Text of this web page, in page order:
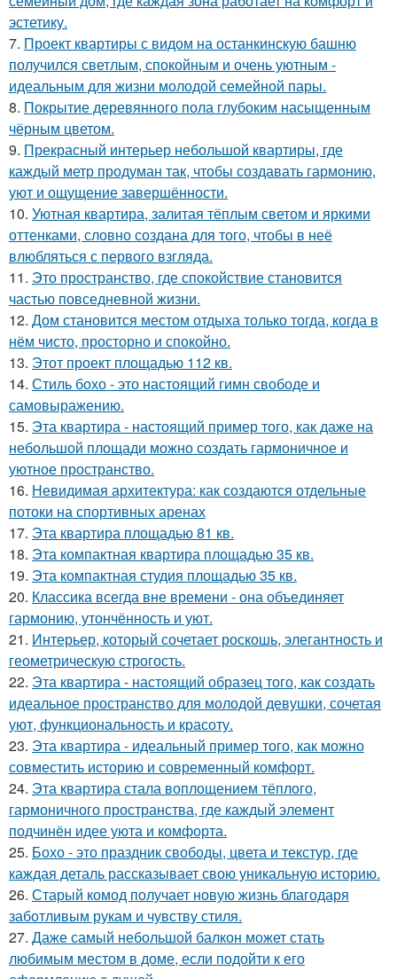
эстетику.
7. Проект квартиры с видом на останкинскую башню
получился светлым, спокойным и очень уютным -
идеальным для жизни молодой семейной пары.
8. Покрытие деревянного пола глубоким насыщенным
чёрным цветом.
9. Прекрасный интерьер небольшой квартиры, где
каждый метр продуман так, чтобы создавать гармонию,
уют и ощущение завершённости.
10. Уютная квартира, залитая тёплым светом и яркими
оттенками, словно создана для того, чтобы в неё
влюбляться с первого взгляда.
11. Это пространство, где спокойствие становится
частью повседневной жизни.
12. Дом становится местом отдыха только тогда, когда в
нём чисто, просторно и спокойно.
13. Этот проект площадью 112 кв.
14. Стиль бохо - это настоящий гимн свободе и
самовыражению.
15. Эта квартира - настоящий пример того, как даже на
небольшой площади можно создать гармоничное и
уютное пространство.
16. Невидимая архитектура: как создаются отдельные
потоки на спортивных аренах
17. Эта квартира площадью 81 кв.
18. Эта компактная квартира площадью 35 кв.
19. Эта компактная студия площадью 35 кв.
20. Классика всегда вне времени - она объединяет
гармонию, утончённость и уют.
21. Интерьер, который сочетает роскошь, элегантность и
геометрическую строгость.
22. Эта квартира - настоящий образец того, как создать
идеальное пространство для молодой девушки, сочетая
уют, функциональность и красоту.
23. Эта квартира - идеальный пример того, как можно
совместить историю и современный комфорт.
24. Эта квартира стала воплощением тёплого,
гармоничного пространства, где каждый элемент
подчинён идее уюта и комфорта.
25. Бохо - это праздник свободы, цвета и текстур, где
каждая деталь рассказывает свою уникальную историю.
26. Старый комод получает новую жизнь благодаря
заботливым рукам и чувству стиля.
27. Даже самый небольшой балкон может стать
любимым местом в доме, если подойти к его